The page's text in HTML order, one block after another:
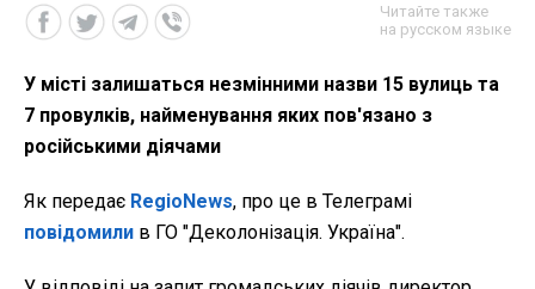
Читайте также
на русском языке
У місті залишаться незмінними назви 15 вулиць та
7 провулків, найменування яких пов'язано з
російськими діячами
Як передає RegioNews, про це в Телеграмі
повідомили в ГО "Деколонізація. Україна".